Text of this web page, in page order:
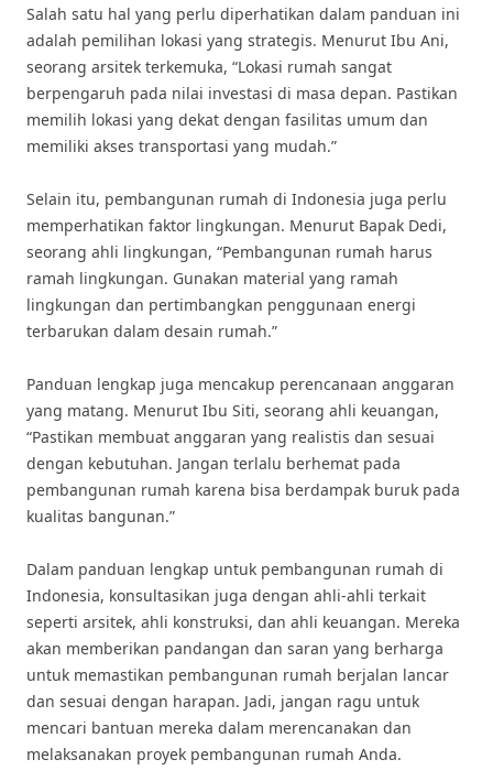
Salah satu hal yang perlu diperhatikan dalam panduan ini
adalah pemilihan lokasi yang strategis. Menurut Ibu Ani,
seorang arsitek terkemuka, “Lokasi rumah sangat
berpengaruh pada nilai investasi di masa depan. Pastikan
memilih lokasi yang dekat dengan fasilitas umum dan
memiliki akses transportasi yang mudah.”
Selain itu, pembangunan rumah di Indonesia juga perlu
memperhatikan faktor lingkungan. Menurut Bapak Dedi,
seorang ahli lingkungan, “Pembangunan rumah harus
ramah lingkungan. Gunakan material yang ramah
lingkungan dan pertimbangkan penggunaan energi
terbarukan dalam desain rumah.”
Panduan lengkap juga mencakup perencanaan anggaran
yang matang. Menurut Ibu Siti, seorang ahli keuangan,
“Pastikan membuat anggaran yang realistis dan sesuai
dengan kebutuhan. Jangan terlalu berhemat pada
pembangunan rumah karena bisa berdampak buruk pada
kualitas bangunan.”
Dalam panduan lengkap untuk pembangunan rumah di
Indonesia, konsultasikan juga dengan ahli-ahli terkait
seperti arsitek, ahli konstruksi, dan ahli keuangan. Mereka
akan memberikan pandangan dan saran yang berharga
untuk memastikan pembangunan rumah berjalan lancar
dan sesuai dengan harapan. Jadi, jangan ragu untuk
mencari bantuan mereka dalam merencanakan dan
melaksanakan proyek pembangunan rumah Anda.